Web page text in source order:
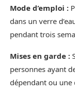
Mode d’emploi :
dans un verre
pendant trois
Mises en garde :
personnes ayant
dépendant ou une